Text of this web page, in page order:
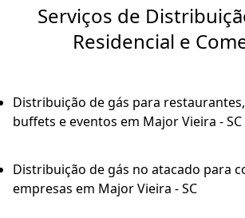
Serviços de
Residencial e
Distribuição de gás para
buffets e eventos em Major Vieira - SC
Distribuição de gás no atacado para
empresas em Major Vieira - SC